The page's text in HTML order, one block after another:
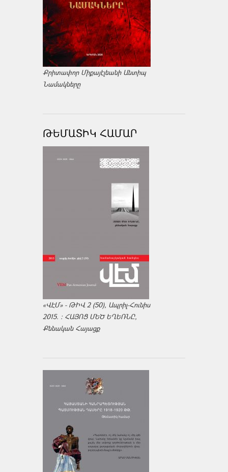
Քրիտափոր Միքայէլեանի Անտիպ
Նամակները
ԹԵՄԱՏԻԿ ՀԱՄԱՐ
«ՎԷՄ» - ԹԻՎ 2 (50), Ապրիլ-Հունիս
2015. : ՀԱՅՈՑ ՄԵԾ ԵՂԵՌՆԸ,
Քննական Հայացք